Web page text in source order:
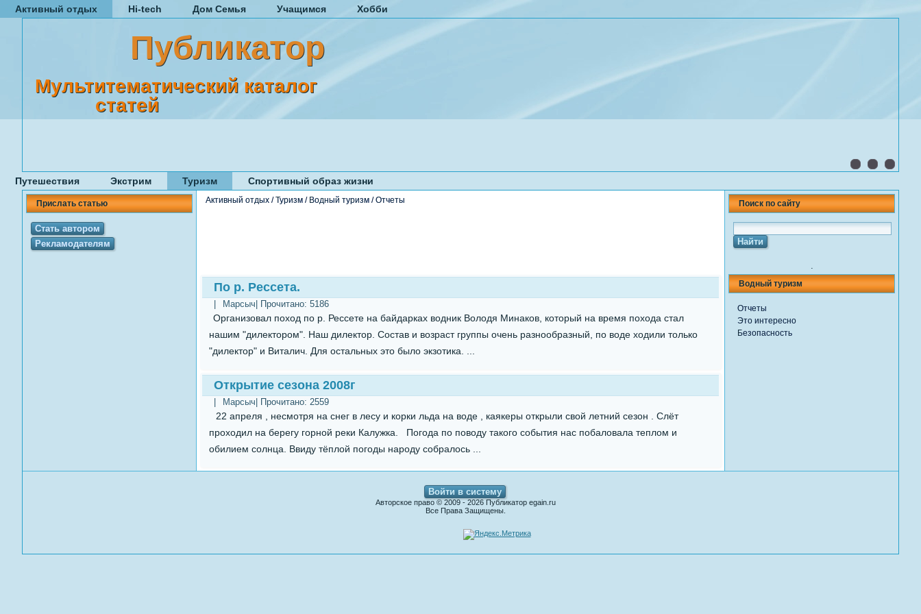
Активный отдых Hi-tech Дом Семья Учащимся Хобби
Публикатор
Мультитематический каталог
статей
Путешествия Экстрим Туризм Спортивный образ жизни
Прислать статью
Стать автором
Рекламодателям
Активный отдых /Туризм / Водный туризм /Отчеты
По р. Рессета.
Марсыч | Прочитано: 5186
Организовал поход по р. Рессете на байдарках водник Володя Минаков, который на время похода стал
нашим "дилектором". Наш дилектор. Состав и возраст группы очень разнообразный, по воде ходили только
"дилектор" и Виталич. Для остальных это было экзотика. ...
Открытие сезона 2008г
Марсыч | Прочитано: 2559
22 апреля , несмотря на снег в лесу и корки льда на воде , каякеры открыли свой летний сезон . Слёт
проходил на берегу горной реки Калужка. Погода по поводу такого события нас побаловала теплом и
обилием солнца. Ввиду тёплой погоды народу собралось ...
Поиск по сайту
.
Водный туризм
Отчеты
Это интересно
Безопасность
Войти в систему
Авторское право © 2009 - 2026 Публикатор egain.ru
Все Права Защищены.